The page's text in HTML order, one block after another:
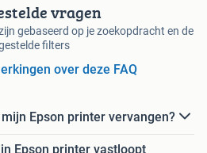
vragen
gebaseerd op je zoekopdracht en de
filters
over deze FAQ
Epson printer vervangen?
Epson printer vastloopt